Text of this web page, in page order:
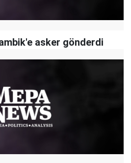
asker gönderdi